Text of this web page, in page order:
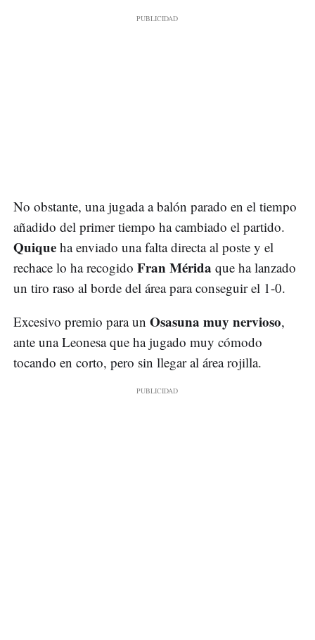
No obstante, una jugada a balón parado en el tiempo
añadido del primer tiempo ha cambiado el partido.
Quique ha enviado una falta directa al poste y el
rechace lo ha recogido Fran Mérida que ha lanzado
un tiro raso al borde del área para conseguir el 1-0.
Excesivo premio para un Osasuna muy nervioso,
ante una Leonesa que ha jugado muy cómodo
tocando en corto, pero sin llegar al área rojilla.